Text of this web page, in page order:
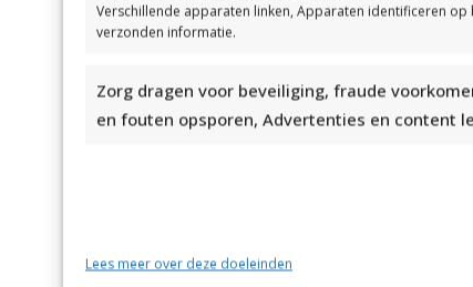
Verschillende apparaten linken, Apparaten identificeren op
verzonden informatie.
Zorg dragen voor beveiliging, fraude
en fouten opsporen, Advertenties en content
Lees meer over deze doeleinden